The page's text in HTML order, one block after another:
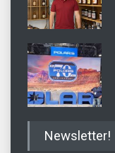
Newsletter!